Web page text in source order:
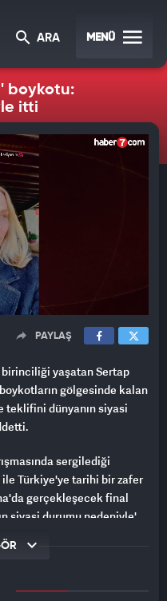
ARA MENÜ
boykotu:
itti
PAYLAŞ
birinciliği yaşatan Sertap
gölgesinde kalan
teklifini dünyanın siyasi
sergilediği
ile Türkiye'ye tarihi bir zafer
gerçekleşecek final
siyasi durumu nedeniyle'